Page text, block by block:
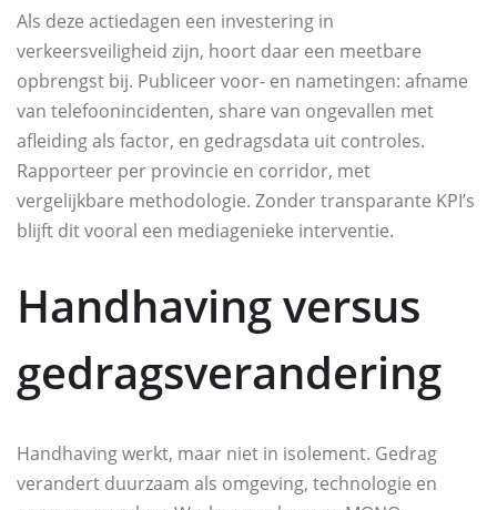
Als deze actiedagen een investering in
verkeersveiligheid zijn, hoort daar een meetbare
opbrengst bij. Publiceer voor- en nametingen: afname
van telefoonincidenten, share van ongevallen met
afleiding als factor, en gedragsdata uit controles.
Rapporteer per provincie en corridor, met
vergelijkbare methodologie. Zonder transparante KPI’s
blijft dit vooral een mediagenieke interventie.
Handhaving versus
gedragsverandering
Handhaving werkt, maar niet in isolement. Gedrag
verandert duurzaam als omgeving, technologie en